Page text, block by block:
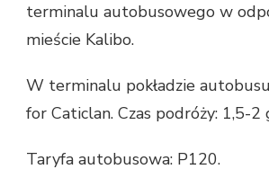
terminalu autobusowego w
mieście Kalibo.
W terminalu pokładzie
for Caticlan. Czas podróży: 1,5-2
Taryfa autobusowa: P120.